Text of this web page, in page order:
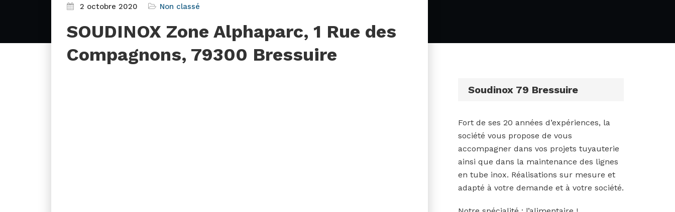
2 octobre 2020 Non classé
SOUDINOX Zone Alphaparc, 1 Rue des
Compagnons, 79300 Bressuire
Soudinox 79 Bressuire
Fort de ses 20 années d’expériences, la
société vous propose de vous
accompagner dans vos projets tuyauterie
ainsi que dans la maintenance des lignes
en tube inox. Réalisations sur mesure et
adapté à votre demande et à votre société.